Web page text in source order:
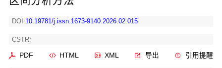
DOI:10.19781/j.issn.1673-9140.2026.02.015
CSTR:
PDF HTML XML 导出 引用提醒